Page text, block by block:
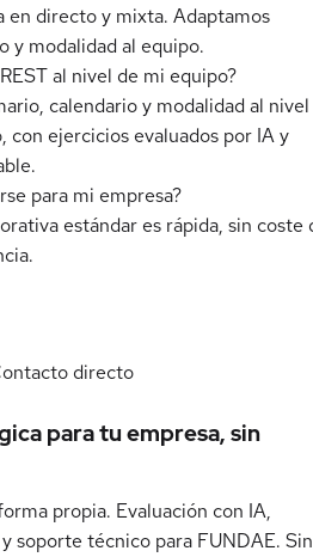
en directo y mixta. Adaptamos
y modalidad al equipo.
al nivel de mi equipo?
calendario y modalidad al
con ejercicios evaluados por IA y
para mi empresa?
estándar es rápida, sin coste
directo
para tu empresa, sin
propia. Evaluación con IA,
soporte técnico para FUNDAE. Sin